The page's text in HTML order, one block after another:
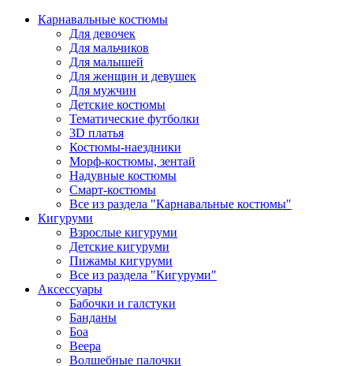
Карнавальные костюмы
Для девочек
Для мальчиков
Для малышей
Для женщин и девушек
Для мужчин
Детские костюмы
Тематические футболки
3D платья
Костюмы-наездники
Морф-костюмы, зентай
Надувные костюмы
Смарт-костюмы
Все из раздела "Карнавальные костюмы"
Кигуруми
Взрослые кигуруми
Детские кигуруми
Пижамы кигуруми
Все из раздела "Кигуруми"
Аксессуары
Бабочки и галстуки
Банданы
Боа
Веера
Волшебные палочки